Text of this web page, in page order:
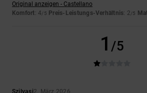
Original anzeigen - Castellano
Komfort: 4/5 Preis-Leistungs-Verhältnis: 2/5
1 /5
Szilvasi2. März 2026